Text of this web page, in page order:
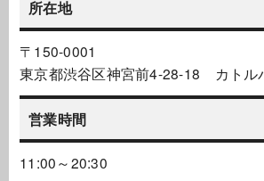
所在地
〒150-0001
東京都渋谷区神宮前4-28-18 カトル
営業時間
11:00～20:30